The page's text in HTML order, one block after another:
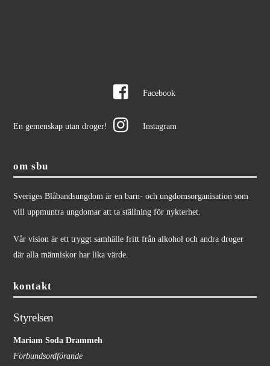
En gemenskap utan droger!
Facebook
Instagram
om sbu
Sveriges Blåbandsungdom är en barn- och ungdomsorganisation som
vill uppmuntra ungdomar att ta ställning för nykterhet.
Vår vision är ett tryggt samhälle fritt från alkohol och andra droger
där alla människor har lika värde.
kontakt
Styrelsen
Mariam Soda Drammeh
Förbundsordförande